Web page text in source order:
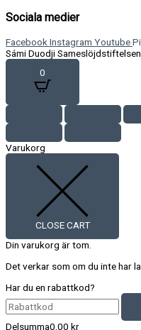
Sociala medier
FacebookInstagram Youtube
Sámi Duodji
0
Varukorg
CLOSE CART
Din varukorg är tom.
Det verkar som om du inte har
Har du en rabattkod?
Delsumma0,00 kr